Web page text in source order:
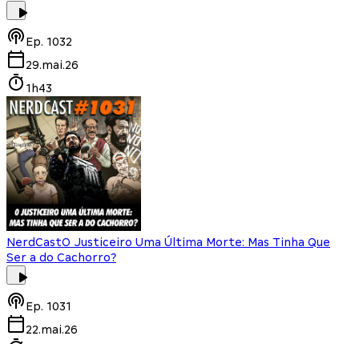
Ep. 1032
29.mai.26
1h43
NerdCastO Justiceiro Uma Última Morte: Mas Tinha Que
Ser a do Cachorro?
Ep. 1031
22.mai.26